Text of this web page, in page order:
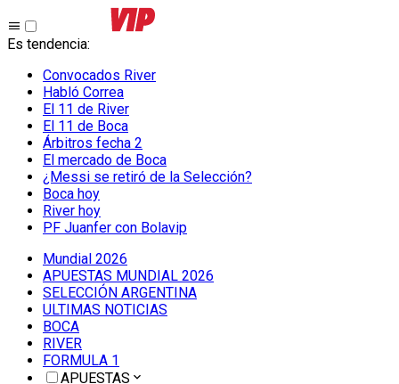
Es tendencia:
Convocados River
Habló Correa
El 11 de River
El 11 de Boca
Árbitros fecha 2
El mercado de Boca
¿Messi se retiró de la Selección?
Boca hoy
River hoy
PF Juanfer con Bolavip
Mundial 2026
APUESTAS MUNDIAL 2026
SELECCIÓN ARGENTINA
ULTIMAS NOTICIAS
BOCA
RIVER
FORMULA 1
APUESTAS